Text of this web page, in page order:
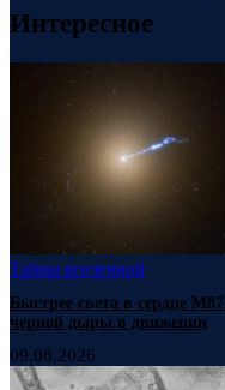
Интересное
Тайны вселенной
Быстрее света в сердце
черной дыры в движении
09.08.2026